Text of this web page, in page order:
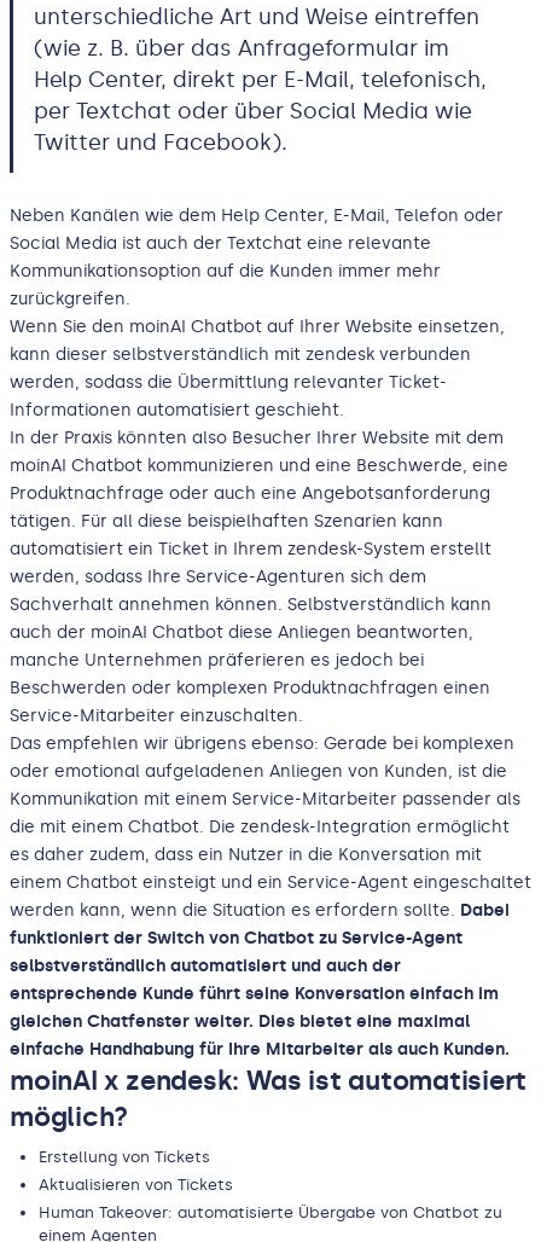
unterschiedliche Art und Weise eintreffen
(wie z. B. über das Anfrageformular im
Help Center, direkt per E-Mail, telefonisch,
per Textchat oder über Social Media wie
Twitter und Facebook).
Neben Kanälen wie dem Help Center, E-Mail, Telefon oder
Social Media ist auch der Textchat eine relevante
Kommunikationsoption auf die Kunden immer mehr
zurückgreifen.
Wenn Sie den moinAI Chatbot auf Ihrer Website einsetzen,
kann dieser selbstverständlich mit zendesk verbunden
werden, sodass die Übermittlung relevanter Ticket-
Informationen automatisiert geschieht.
In der Praxis könnten also Besucher Ihrer Website mit dem
moinAI Chatbot kommunizieren und eine Beschwerde, eine
Produktnachfrage oder auch eine Angebotsanforderung
tätigen. Für all diese beispielhaften Szenarien kann
automatisiert ein Ticket in Ihrem zendesk-System erstellt
werden, sodass Ihre Service-Agenturen sich dem
Sachverhalt annehmen können. Selbstverständlich kann
auch der moinAI Chatbot diese Anliegen beantworten,
manche Unternehmen präferieren es jedoch bei
Beschwerden oder komplexen Produktnachfragen einen
Service-Mitarbeiter einzuschalten.
Das empfehlen wir übrigens ebenso: Gerade bei komplexen
oder emotional aufgeladenen Anliegen von Kunden, ist die
Kommunikation mit einem Service-Mitarbeiter passender als
die mit einem Chatbot. Die zendesk-Integration ermöglicht
es daher zudem, dass ein Nutzer in die Konversation mit
einem Chatbot einsteigt und ein Service-Agent eingeschaltet
werden kann, wenn die Situation es erfordern sollte. Dabei
funktioniert der Switch von Chatbot zu Service-Agent
selbstverständlich automatisiert und auch der
entsprechende Kunde führt seine Konversation einfach im
gleichen Chatfenster weiter. Dies bietet eine maximal
einfache Handhabung für Ihre Mitarbeiter als auch Kunden.
moinAI x zendesk: Was ist automatisiert
möglich?
Erstellung von Tickets
Aktualisieren von Tickets
Human Takeover: automatisierte Übergabe von Chatbot zu
einem Agenten